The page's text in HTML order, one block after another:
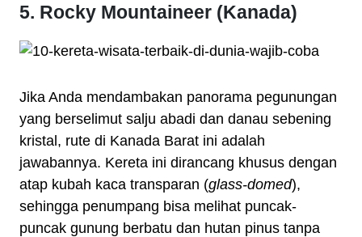
5. Rocky Mountaineer (Kanada)
Jika Anda mendambakan panorama pegunungan
yang berselimut salju abadi dan danau sebening
kristal, rute di Kanada Barat ini adalah
jawabannya. Kereta ini dirancang khusus dengan
atap kubah kaca transparan (glass-domed),
sehingga penumpang bisa melihat puncak-
puncak gunung berbatu dan hutan pinus tanpa